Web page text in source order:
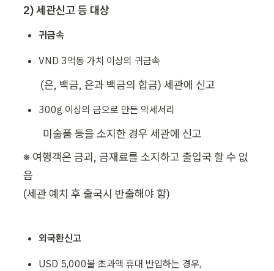
2) 세관신고 등 대상
귀금속
VND 3억동 가치 이상의 귀금속
       (은, 백금, 은과 백금의 합금) 세관에 신고
300g 이상의 금으로 만든 악세서리
        미술품 등을 소지한 경우 세관에 신고
※ 여행객은 금괴, 금재료를 소지하고 출입국 할 수 없
음
(세관 예치 후 출국시 반출해야 함)
외국환신고
USD 5,000불 초과액 휴대 반입하는 경우,